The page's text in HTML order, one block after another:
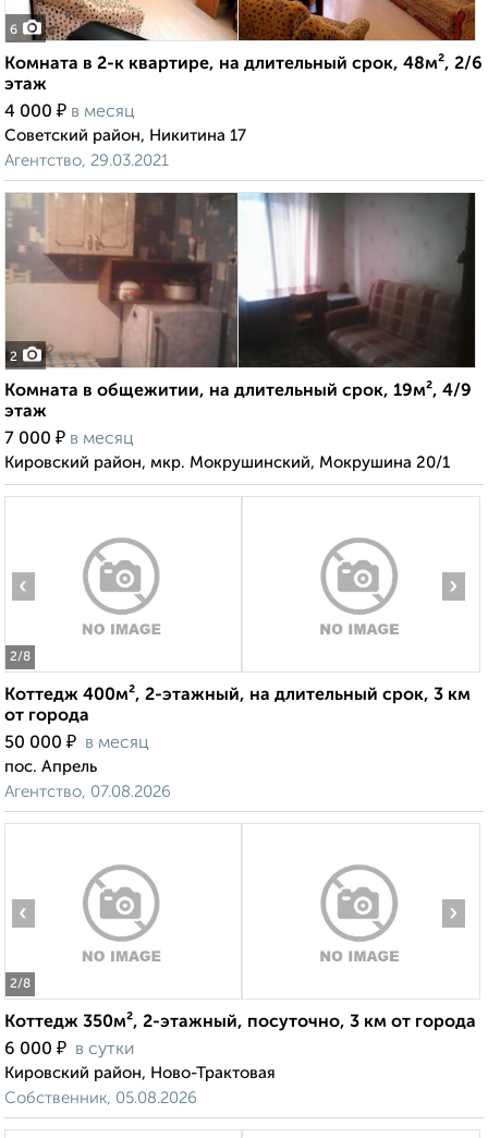
6
Комната в 2-к квартире, на длительный срок, 48м², 2/6
этаж
4 000 ₽ в месяц
Советский район, Никитина 17
Агентство, 29.03.2021
2
Комната в общежитии, на длительный срок, 19м², 4/9
этаж
7 000 ₽ в месяц
Кировский район, мкр. Мокрушинский, Мокрушина 20/1
2/8
‹ ›
Коттедж 400м², 2-этажный, на длительный срок, 3 км
от города
50 000 ₽ в месяц
пос. Апрель
Агентство, 07.08.2026
2/8
‹ ›
Коттедж 350м², 2-этажный, посуточно, 3 км от города
6 000 ₽ в сутки
Кировский район, Ново-Трактовая
Собственник, 05.08.2026